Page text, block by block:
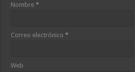
Nombre*
Correo electrónico*
Web